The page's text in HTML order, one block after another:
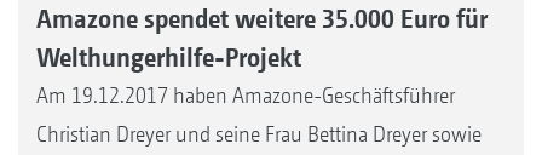
Amazone spendet weitere 35.000 Euro für
Welthungerhilfe-Projekt
Am 19.12.2017 haben Amazone-Geschäftsführer
Christian Dreyer und seine Frau Bettina Dreyer sowie